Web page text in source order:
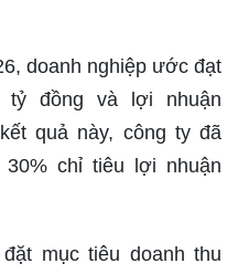
doanh nghiệp ước đạt
tỷ đồng và lợi nhuận
quả này, công ty đã
chỉ tiêu lợi nhuận
mục tiêu doanh thu